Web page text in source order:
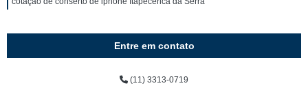
Entre em contato
(11) 3313-0719